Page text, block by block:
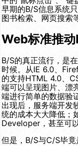
早期的B/S信息系统
图书检索、网页搜索
Web标准推
B/S的真正流行，是
时候。从IE 6.0、
的支持HTML 4.0、
端可以呈现图片、漂
端进行简单的数据验
出现后，服务端开发
统的成本大大降低；
Developer，甚至可
但是，B/S与C/S毕竟